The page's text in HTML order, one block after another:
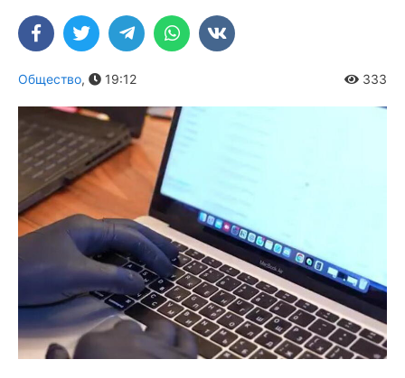
Общество, 19:12 333